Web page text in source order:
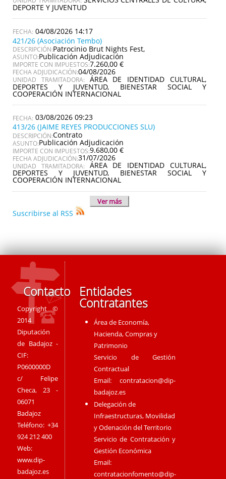
DEPORTE Y JUVENTUD
04/08/2026 14:17
421/26 (Asociación Tembo)
DESCRIPCIÓN:Patrocinio Brut Nights Fest,
ASUNTO:Publicación Adjudicación
IMPORTE CON IMPUESTOS:7.260,00 €
FECHA ADJUDICACIÓN:04/08/2026
UNIDAD TRAMITADORA: ÁREA DE IDENTIDAD CULTURAL,
DEPORTES Y JUVENTUD, BIENESTAR SOCIAL Y
COOPERACIÓN INTERNACIONAL
03/08/2026 09:23
413/26 (JAIME REYES PRODUCCIONES SLU)
DESCRIPCIÓN:Contrato
ASUNTO:Publicación Adjudicación
IMPORTE CON IMPUESTOS:9.680,00 €
FECHA ADJUDICACIÓN:31/07/2026
UNIDAD TRAMITADORA: ÁREA DE IDENTIDAD CULTURAL,
DEPORTES Y JUVENTUD, BIENESTAR SOCIAL Y
COOPERACIÓN INTERNACIONAL
Ver más
Suscribirse al RSS
Contacto
Copyright ©
2014
Diputación
de Badajoz -
CIF:
P0600000D
c/ Felipe
Checa, 23 -
06071
Badajoz
Teléfono: +34
924 212 400
Web:
www.dip-
badajoz.es
Entidades
Contratantes
Área de Economía,
Hacienda, Compras y
Patrimonio
Servicio de Gestión
Contractual
Email:contratacion@dip-
badajoz.es
Delegación de
Infraestructuras, Movilidad
y Odenación del Territorio
Servicio de Contratación y
Gestión Económica
Email:
contratacionfomento@dip-